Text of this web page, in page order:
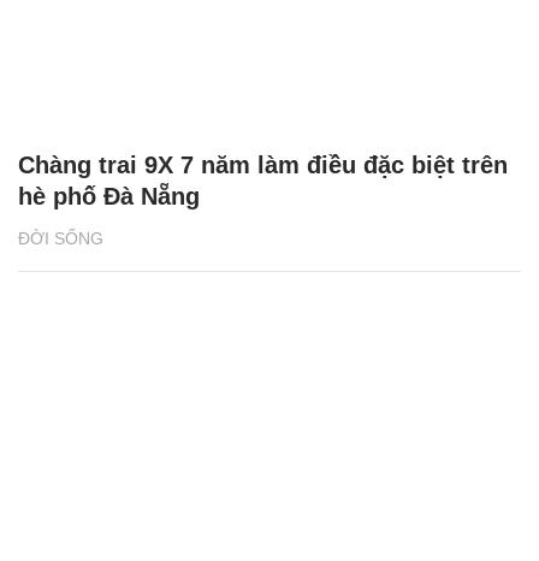
ĐỜI SỐNG
Chàng trai 9X 7 năm làm điều đặc biệt trên
hè phố Đà Nẵng